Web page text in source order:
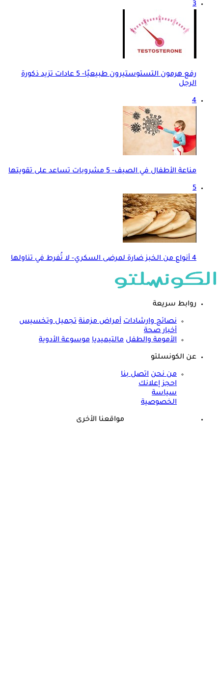
3
رفع هرمون التستوستيرون طبيعيًا- 5 عادات تزيد ذكورة
الرجل
4
مناعة الأطفال في الصيف- 5 مشروبات تساعد على تقويتها
5
4 أنواع من الخبز ضارة لمرضى السكري- لا تُفرط في تناولها
روابط سريعة
نصائح وارشادات أمراض مزمنة تجميل وتخسيس
أخبار صحة
الأمومة والطفل مالتيميديا موسوعة الأدوية
عن الكونسلتو
من نحن اتصل بنا
احجز إعلانك
سياسة
الخصوصية
مواقعنا الأخرى